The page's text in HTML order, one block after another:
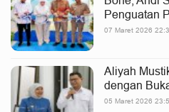
Penguatan
07 Maret 2026
Aliyah
dengan
05 Maret 2026